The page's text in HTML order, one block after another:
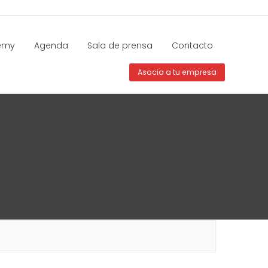
Agenda Sala de prensa Contacto
Asocia a tu empresa